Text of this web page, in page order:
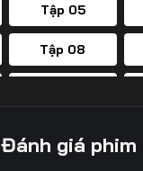
Tập 05
Tập 08
Đánh giá phim